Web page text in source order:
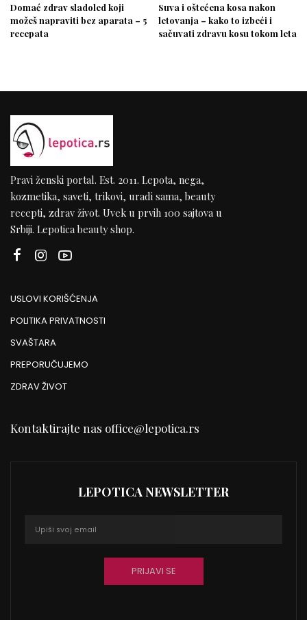
Domać zdrav sladoled koji
možeš napraviti bez aparata – 5
recepata
Suva i oštećena kosa nakon
letovanja – kako to izbeći i
sačuvati zdravu kosu tokom leta
Pravi ženski portal. Est. 2011. Lepota, nega,
kozmetika, saveti, trikovi, uradi sama, beauty
recepti, zdrav život. Uvek u prvih 100 sajtova u
Srbiji. Lepotica beauty shop.
USLOVI KORIŠĆENJA
POLITIKA PRIVATNOSTI
SVAŠTARA
PREPORUČUJEMO
ZDRAV ŽIVOT
Kontaktirajte nas office@lepotica.rs
LEPOTICA NEWSLETTER